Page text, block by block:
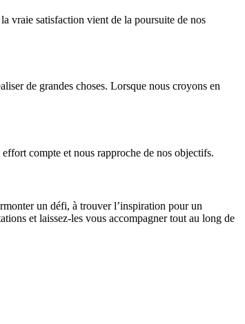
vraie satisfaction vient de la poursuite de nos
de grandes choses. Lorsque nous croyons en
compte et nous rapproche de nos objectifs.
un défi, à trouver l’inspiration pour un
et laissez-les vous accompagner tout au long de